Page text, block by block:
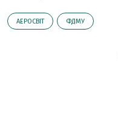
АЕРОСВІТ ФДМУ